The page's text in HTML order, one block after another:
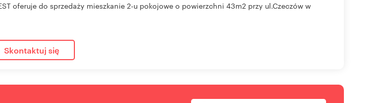
oferuje do sprzedaży mieszkanie 2-u pokojowe o powierzchni 43m2 przy ul.Czeczów w
Skontaktuj się